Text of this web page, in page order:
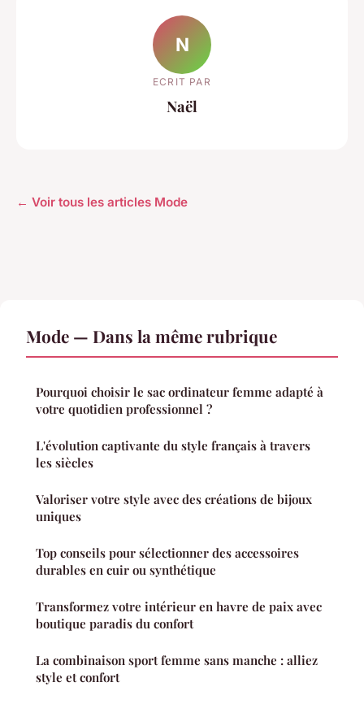
N
ECRIT PAR
Naël
← Voir tous les articles Mode
Mode — Dans la même rubrique
Pourquoi choisir le sac ordinateur femme adapté à
votre quotidien professionnel ?
L'évolution captivante du style français à travers
les siècles
Valoriser votre style avec des créations de bijoux
uniques
Top conseils pour sélectionner des accessoires
durables en cuir ou synthétique
Transformez votre intérieur en havre de paix avec
boutique paradis du confort
La combinaison sport femme sans manche : alliez
style et confort